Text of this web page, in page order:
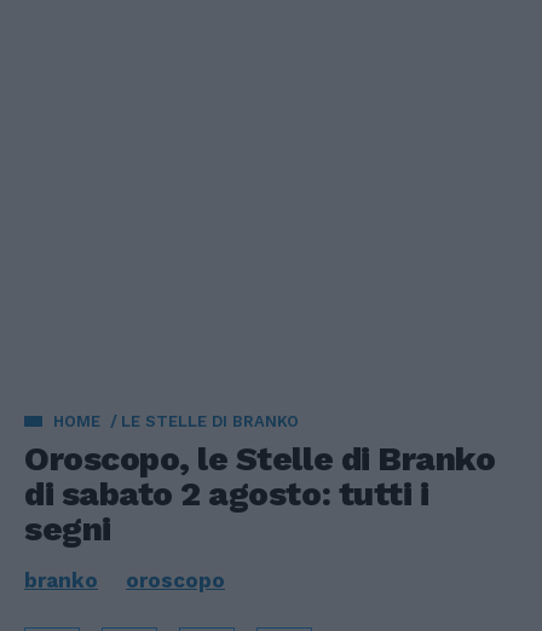
HOME LE STELLE DI BRANKO
Oroscopo, le Stelle di Branko
di sabato 2 agosto: tutti i
segni
branko oroscopo